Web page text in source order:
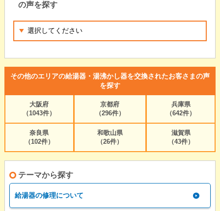
の声を探す
その他のエリアの給湯器・湯沸かし器を交換されたお客さまの声
を探す
大阪府
（1043件）
京都府
（296件）
兵庫県
（642件）
奈良県
（102件）
和歌山県
（26件）
滋賀県
（43件）
テーマから探す
給湯器の修理について